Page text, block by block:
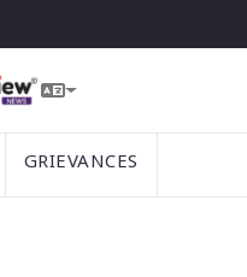
GRIEVANCES